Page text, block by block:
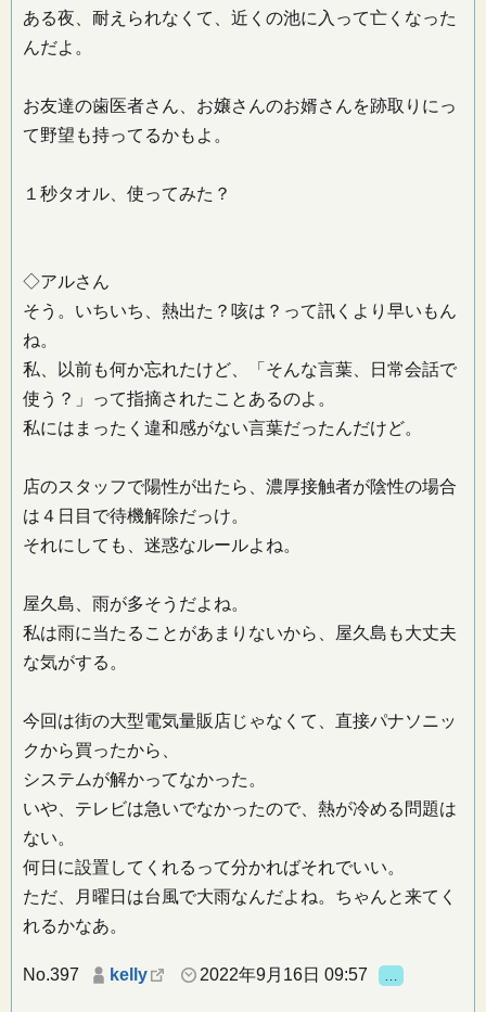
ある夜、耐えられなくて、近くの池に入って亡くなった
んだよ。
お友達の歯医者さん、お嬢さんのお婿さんを跡取りにっ
て野望も持ってるかもよ。
１秒タオル、使ってみた？
◇アルさん
そう。いちいち、熱出た？咳は？って訊くより早いもん
ね。
私、以前も何か忘れたけど、「そんな言葉、日常会話で
使う？」って指摘されたことあるのよ。
私にはまったく違和感がない言葉だったんだけど。
店のスタッフで陽性が出たら、濃厚接触者が陰性の場合
は４日目で待機解除だっけ。
それにしても、迷惑なルールよね。
屋久島、雨が多そうだよね。
私は雨に当たることがあまりないから、屋久島も大丈夫
な気がする。
今回は街の大型電気量販店じゃなくて、直接パナソニッ
クから買ったから、
システムが解かってなかった。
いや、テレビは急いでなかったので、熱が冷める問題は
ない。
何日に設置してくれるって分かればそれでいい。
ただ、月曜日は台風で大雨なんだよね。ちゃんと来てく
れるかなあ。
No.397 kelly 2022年9月16日 09:57